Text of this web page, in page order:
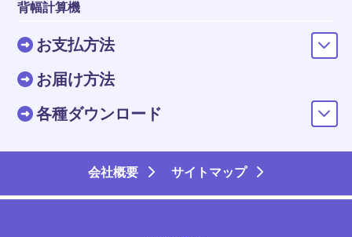
背幅計算機
お支払方法
お届け方法
各種ダウンロード
会社概要 サイトマップ